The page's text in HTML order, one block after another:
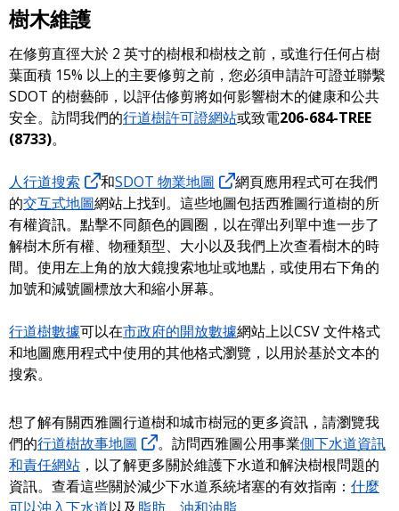
樹木維護
在修剪直徑大於 2 英寸的樹根和樹枝之前，或進行任何占樹
葉面積 15% 以上的主要修剪之前，您必須申請許可證並聯繫
SDOT 的樹藝師，以評估修剪將如何影響樹木的健康和公共
安全。訪問我們的行道樹許可證網站或致電206-684-TREE
(8733)。
人行道搜索 和SDOT 物業地圖
網頁應用程式可在我們
的交互式地圖網站上找到。這些地圖包括西雅圖行道樹的所
有權資訊。點擊不同顏色的圓圈，以在彈出列單中進一步了
解樹木所有權、物種類型、大小以及我們上次查看樹木的時
間。使用左上角的放大鏡搜索地址或地點，或使用右下角的
加號和減號圖標放大和縮小屏幕。
行道樹數據可以在市政府的開放數據網站上以CSV 文件格式
和地圖應用程式中使用的其他格式瀏覽，以用於基於文本的
搜索。
想了解有關西雅圖行道樹和城市樹冠的更多資訊，請瀏覽我
們的行道樹故事地圖 。訪問西雅圖公用事業側下水道資訊
和責任網站 ，以了解更多關於維護下水道和解決樹根問題的
資訊。查看這些關於減少下水道系統堵塞的有效指南： 什麼